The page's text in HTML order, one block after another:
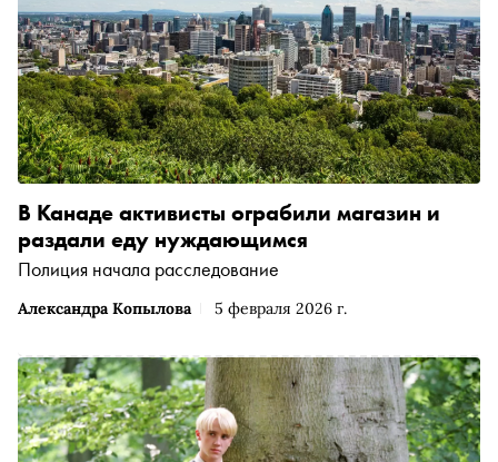
Александра Копылова 5 февраля 2026 г.
В Канаде активисты ограбили магазин и
раздали еду нуждающимся
Полиция начала расследование